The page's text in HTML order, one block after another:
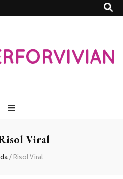
Viral
/ Risol Viral